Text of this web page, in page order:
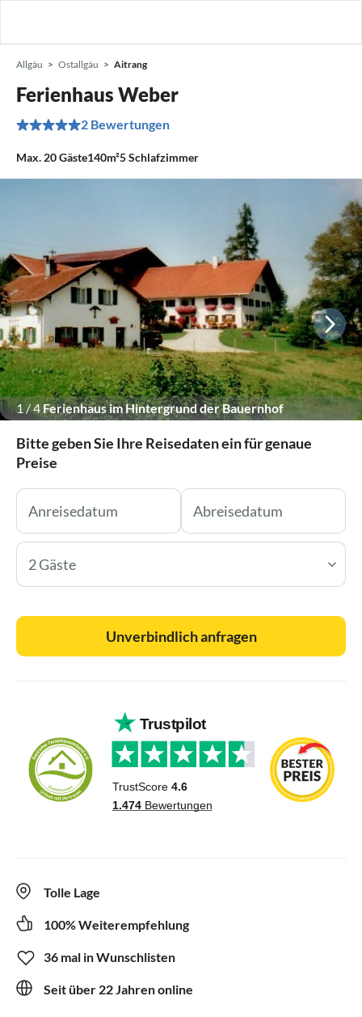
Allgäu Ostallgäu Aitrang
Ferienhaus Weber
2 Bewertungen
Max. 20Gäste140m²5Schlafzimmer
1/4 Ferienhaus im Hintergrund der Bauernhof
Bitte geben Sie Ihre Reisedaten ein für genaue
Preise
2 Gäste
Unverbindlich anfragen
Tolle Lage
100% Weiterempfehlung
36 mal in Wunschlisten
Seit über 22 Jahren online